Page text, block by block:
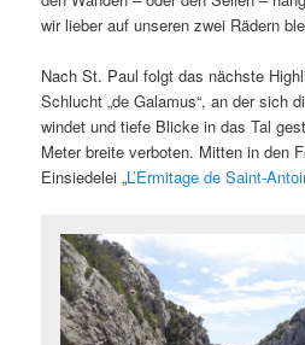
wir lieber auf unseren zwei Rädern
Nach St. Paul folgt das nächste
Schlucht „de Galamus“, an der sich
windet und tiefe Blicke in das Tal
Meter breite verboten. Mitten in den
Einsiedelei „L’Ermitage de Saint-